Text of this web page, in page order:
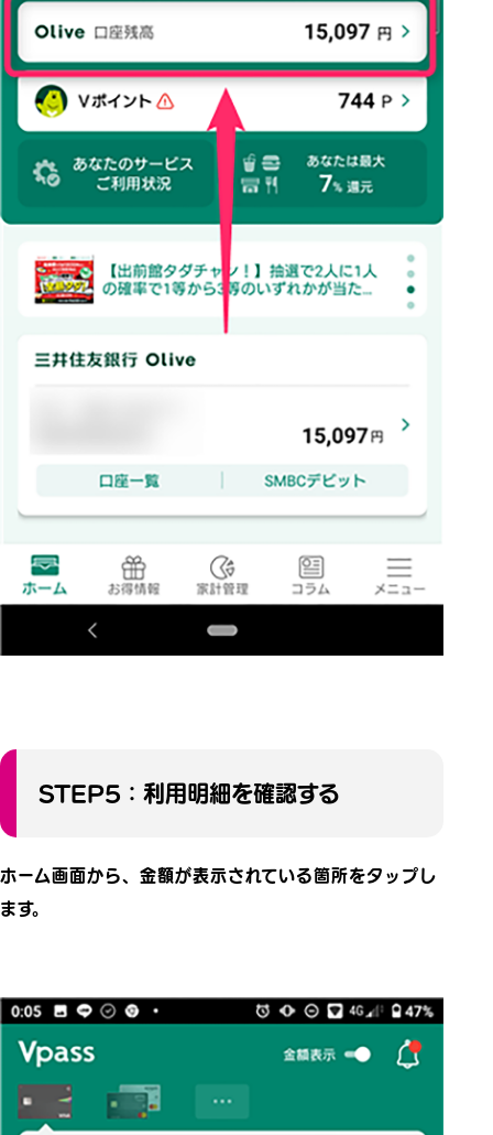
STEP5：利用明細を確認する
ホーム画面から、金額が表示されている箇所をタップし
ます。